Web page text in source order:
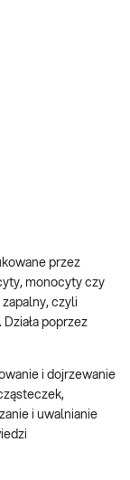
przez
monocyty czy
czyli
poprzez
i dojrzewanie
i uwalnianie